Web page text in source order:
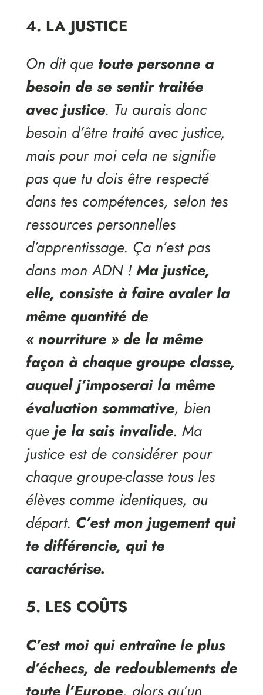
4. LA JUSTICE
On dit que toute personne a
besoin de se sentir traitée
avec justice. Tu aurais donc
besoin d’être traité avec justice,
mais pour moi cela ne signifie
pas que tu dois être respecté
dans tes compétences, selon tes
ressources personnelles
d’apprentissage. Ça n’est pas
dans mon ADN !Ma justice,
elle, consiste à faire avaler la
même quantité de
« nourriture » de la même
façon à chaque groupe classe,
auquel j’imposerai la même
évaluation sommative, bien
queje la sais invalide. Ma
justice est de considérer pour
chaque groupe-classe tous les
élèves comme identiques, au
départ. C’est mon jugement qui
te différencie, qui te
caractérise.
5. LES COÛTS
C’est moi qui entraîne le plus
d’échecs, de redoublements de